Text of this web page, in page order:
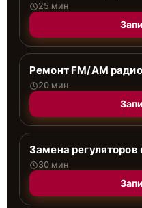
25 мин
Ремонт FM/AM
20 мин
Замена регуляторов
30 мин